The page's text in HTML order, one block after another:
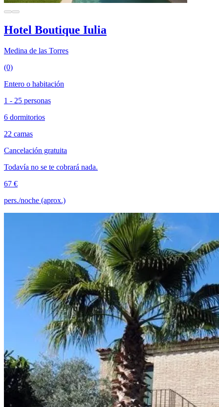
Hotel Boutique Iulia
Medina de las Torres
(0)
Entero o habitación
1 - 25 personas
6 dormitorios
22 camas
Cancelación gratuita
Todavía no se te cobrará nada.
67 €
pers./noche (aprox.)